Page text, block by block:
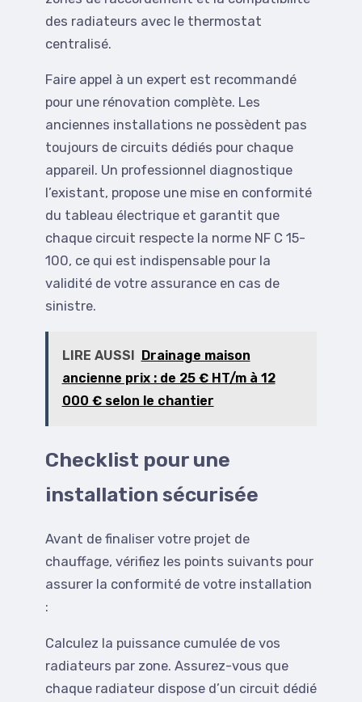
des radiateurs avec le thermostat
centralisé.
Faire appel à un expert est recommandé
pour une rénovation complète. Les
anciennes installations ne possèdent pas
toujours de circuits dédiés pour chaque
appareil. Un professionnel diagnostique
l’existant, propose une mise en conformité
du tableau électrique et garantit que
chaque circuit respecte la norme NF C 15-
100, ce qui est indispensable pour la
validité de votre assurance en cas de
sinistre.
LIRE AUSSI Drainage maison
ancienne prix : de 25 € HT/m à 12
000 € selon le chantier
Checklist pour une
installation sécurisée
Avant de finaliser votre projet de
chauffage, vérifiez les points suivants pour
assurer la conformité de votre installation
:
Calculez la puissance cumulée de vos
radiateurs par zone. Assurez-vous que
chaque radiateur dispose d’un circuit dédié